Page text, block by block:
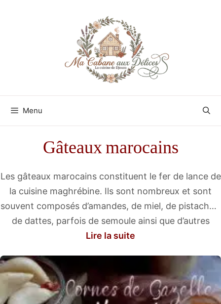
Menu
Gâteaux marocains
Les gâteaux marocains constituent le fer de lance de
la cuisine maghrébine. Ils sont nombreux et sont
souvent composés d’amandes, de miel, de pistaches,
de dattes, parfois de semoule ainsi que d’autres
ingrédients aromatisés.
quête des recettes gâteaux marocains. Alors j’ai
décidé de sélectionner les meilleures recettes de
pâtisserie dans cette catégorie en expliquant leur
Lire la suite